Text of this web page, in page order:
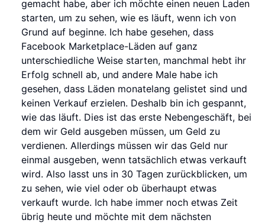
gemacht habe, aber ich möchte einen neuen Laden
starten, um zu sehen, wie es läuft, wenn ich von
Grund auf beginne. Ich habe gesehen, dass
Facebook Marketplace-Läden auf ganz
unterschiedliche Weise starten, manchmal hebt ihr
Erfolg schnell ab, und andere Male habe ich
gesehen, dass Läden monatelang gelistet sind und
keinen Verkauf erzielen. Deshalb bin ich gespannt,
wie das läuft. Dies ist das erste Nebengeschäft, bei
dem wir Geld ausgeben müssen, um Geld zu
verdienen. Allerdings müssen wir das Geld nur
einmal ausgeben, wenn tatsächlich etwas verkauft
wird. Also lasst uns in 30 Tagen zurückblicken, um
zu sehen, wie viel oder ob überhaupt etwas
verkauft wurde. Ich habe immer noch etwas Zeit
übrig heute und möchte mit dem nächsten